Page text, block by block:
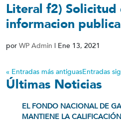
Literal f2) Solicitud
informacion publica
por WP Admin | Ene 13, 2021
« Entradas más antiguasEntradas
Últimas Noticias
EL FONDO NACIONAL DE
MANTIENE LA